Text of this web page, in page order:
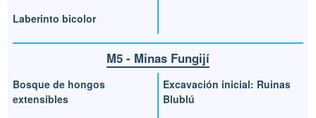
Laberinto bicolor
M5 - Minas Fungijí
Bosque de hongos
extensibles
Excavación inicial: Ruinas
Blublú